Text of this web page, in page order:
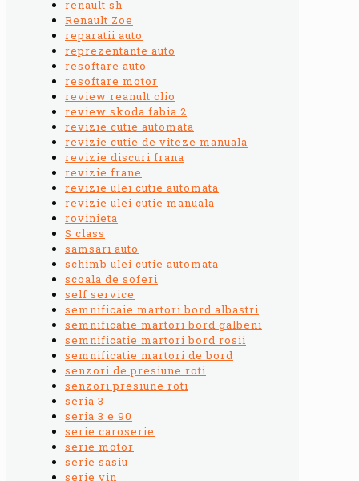
renault sh
Renault Zoe
reparatii auto
reprezentante auto
resoftare auto
resoftare motor
review reanult clio
review skoda fabia 2
revizie cutie automata
revizie cutie de viteze manuala
revizie discuri frana
revizie frane
revizie ulei cutie automata
revizie ulei cutie manuala
rovinieta
S class
samsari auto
schimb ulei cutie automata
scoala de soferi
self service
semnificaie martori bord albastri
semnificatie martori bord galbeni
semnificatie martori bord rosii
semnificatie martori de bord
senzori de presiune roti
senzori presiune roti
seria 3
seria 3 e 90
serie caroserie
serie motor
serie sasiu
serie vin